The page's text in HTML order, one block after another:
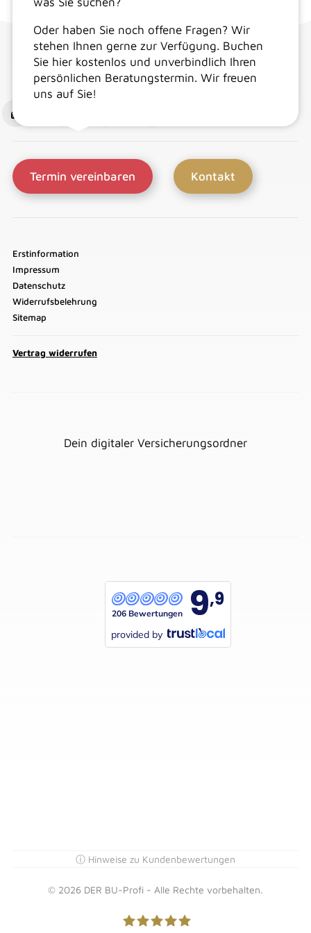
Oder haben Sie noch offene Fragen? Wir
stehen Ihnen gerne zur Verfügung. Buchen
Sie hier kostenlos und unverbindlich Ihren
persönlichen Beratungstermin. Wir freuen
uns auf Sie!
Termin vereinbaren Kontakt
Erstinformation
Impressum
Datenschutz
Widerrufsbelehrung
Sitemap
Vertrag widerrufen
Dein digitaler Versicherungsordner
ⓘ Hinweise zu Kundenbewertungen
© 2026 DER BU-Profi - Alle Rechte vorbehalten.